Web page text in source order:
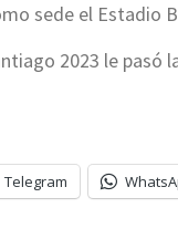
sede el Estadio
2023 le
Telegram